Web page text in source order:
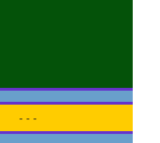
- - -